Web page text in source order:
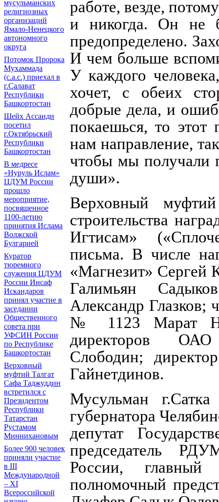
мусульманских
религиозных
организаций
Ямало-Ненецкого
автономного
округа
Потомок Пророка
Мухаммада
(с.а.с.) приехал в
г.Салават
Республики
Башкортостан
Шейх Ассаиди
посетил
г.Октябрьский
Республики
Башкортостан
В медресе
«Нуруль Ислам»
ЦДУМ России
прошло
мероприятие,
посвященное
1100-летию
принятия Ислама
Волжской
Булгарией
Куратор
тюремного
служения ЦДУМ
России Инсаф
Искандаров
принял участие в
заседании
Общественного
совета при
УФСИН России
по Республике
Башкортостан
Верховный
муфтий Талгат
Сафа Таджуддин
встретился с
Президентом
Республики
Татарстан
Рустамом
Миннихановым
Более 900 человек
приняли участие
в III
Международной
– XI
Всероссийской
работе, везде,
и никогда. Он не
предопределено.
И чем больше
У каждого
хочет, с обеих
добрые дела, и
покаешься, то этот
нам направление,
чтобы мы получали
души».
Верховный
строительства
Игтисам»
письма. В числе
«Магнезит» Сергей
Галимьян
Александр
№ 1123 Марат
директоров ОАО
Слободин;
Гайнетдинов.
Мусульман г.Сатка
губернатора
депутат
председатель
России,
полномочный